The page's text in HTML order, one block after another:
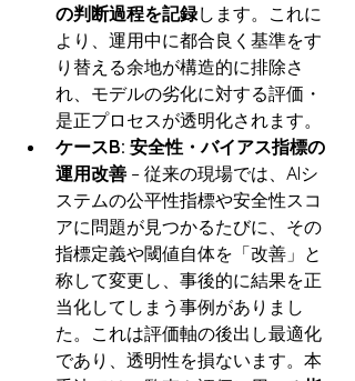
の判断過程を記録します。これに
より、運用中に都合良く基準をす
り替える余地が構造的に排除さ
れ、モデルの劣化に対する評価・
是正プロセスが透明化されます。
ケースB: 安全性・バイアス指標の
運用改善 – 従来の現場では、AIシ
ステムの公平性指標や安全性スコ
アに問題が見つかるたびに、その
指標定義や閾値自体を「改善」と
称して変更し、事後的に結果を正
当化してしまう事例がありまし
た。これは評価軸の後出し最適化
であり、透明性を損ないます。本